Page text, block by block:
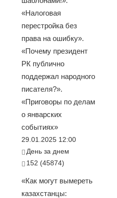
«Налоговая
перестройка без
права на ошибку».
«Почему президент
РК публично
поддержал народного
писателя?».
«Приговоры по делам
о январских
событиях»
29.01.2025 12:00
День за днем
152 (45874)
«Как могут вымереть
казахстанцы: